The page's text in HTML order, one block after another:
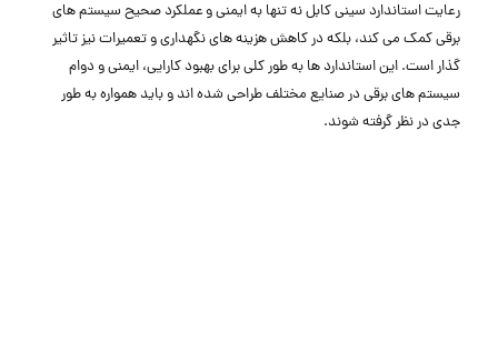
رعایت استاندارد سینی کابل نه تنها به ایمنی و عملکرد صحیح سیستم‌ های
برقی کمک می‌ کند، بلکه در کاهش هزینه ‌های نگهداری و تعمیرات نیز تاثیر
گذار است. این استاندارد ها به‌ طور کلی برای بهبود کارایی، ایمنی و دوام
سیستم ‌های برقی در صنایع مختلف طراحی شده ‌اند و باید همواره به ‌طور
جدی در نظر گرفته شوند.